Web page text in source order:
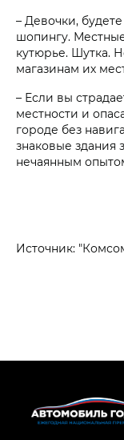
– Девочки,
шопингу.
кутюрье. Шутка.
магазинам их
– Если вы
местности и
городе без
знаковые здания
нечаянным
Источник: